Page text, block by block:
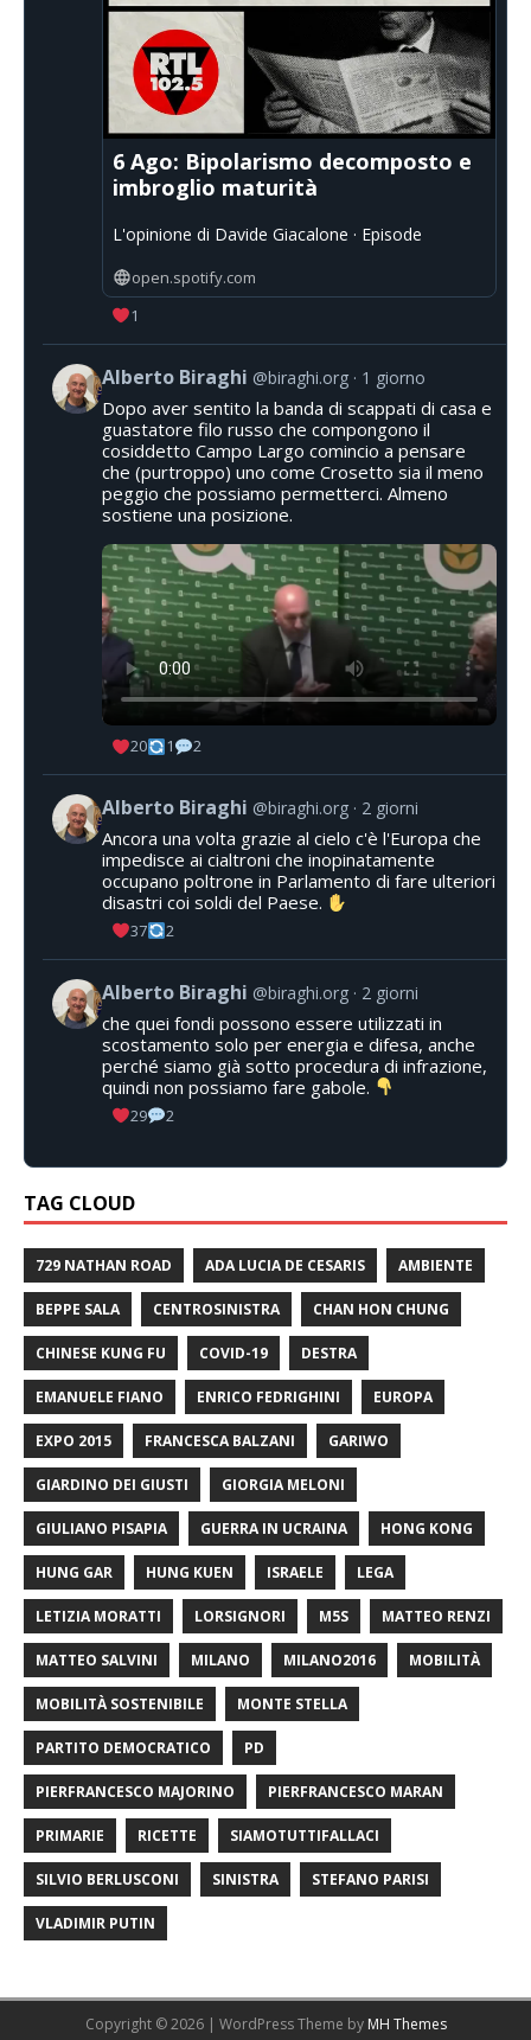
6 Ago: Bipolarismo decomposto e
imbroglio maturità
L'opinione di Davide Giacalone · Episode
open.spotify.com
1
Alberto Biraghi @biraghi.org 1 giorno
Dopo aver sentito la banda di scappati di casa e
guastatore filo russo che compongono il
cosiddetto Campo Largo comincio a pensare
che (purtroppo) uno come Crosetto sia il meno
peggio che possiamo permetterci. Almeno
sostiene una posizione.
20 1 2
Alberto Biraghi @biraghi.org 2 giorni
Ancora una volta grazie al cielo c'è l'Europa che
impedisce ai cialtroni che inopinatamente
occupano poltrone in Parlamento di fare ulteriori
disastri coi soldi del Paese.
37 2
Alberto Biraghi @biraghi.org 2 giorni
che quei fondi possono essere utilizzati in
scostamento solo per energia e difesa, anche
perché siamo già sotto procedura di infrazione,
quindi non possiamo fare gabole.
29 2
TAG CLOUD
729 NATHAN ROAD ADA LUCIA DE CESARIS AMBIENTE
BEPPE SALA CENTROSINISTRA CHAN HON CHUNG
CHINESE KUNG FU COVID-19 DESTRA
EMANUELE FIANO ENRICO FEDRIGHINI EUROPA
EXPO 2015 FRANCESCA BALZANI GARIWO
GIARDINO DEI GIUSTI GIORGIA MELONI
GIULIANO PISAPIA GUERRA IN UCRAINA HONG KONG
HUNG GAR HUNG KUEN ISRAELE LEGA
LETIZIA MORATTI LORSIGNORI M5S MATTEO RENZI
MATTEO SALVINI MILANO MILANO2016 MOBILITÀ
MOBILITÀ SOSTENIBILE MONTE STELLA
PARTITO DEMOCRATICO PD
PIERFRANCESCO MAJORINO PIERFRANCESCO MARAN
PRIMARIE RICETTE SIAMOTUTTIFALLACI
SILVIO BERLUSCONI SINISTRA STEFANO PARISI
VLADIMIR PUTIN
Copyright © 2026 | WordPress Theme by MH Themes